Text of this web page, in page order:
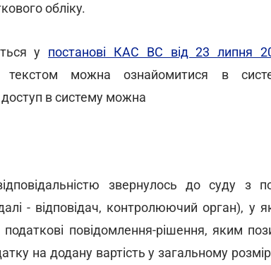
обліку.
у постанові КАС ВС від 23 липня
можна ознайомитися в
в систему можна
звернулось до суду з
- відповідач, контролюючий орган), у
повідомлення-рішення, яким
на додану вартість у загальному